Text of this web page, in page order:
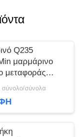
Q235
μαρμάρινο
μεταφοράς
15 τόνου
σύνολο/σύνολα